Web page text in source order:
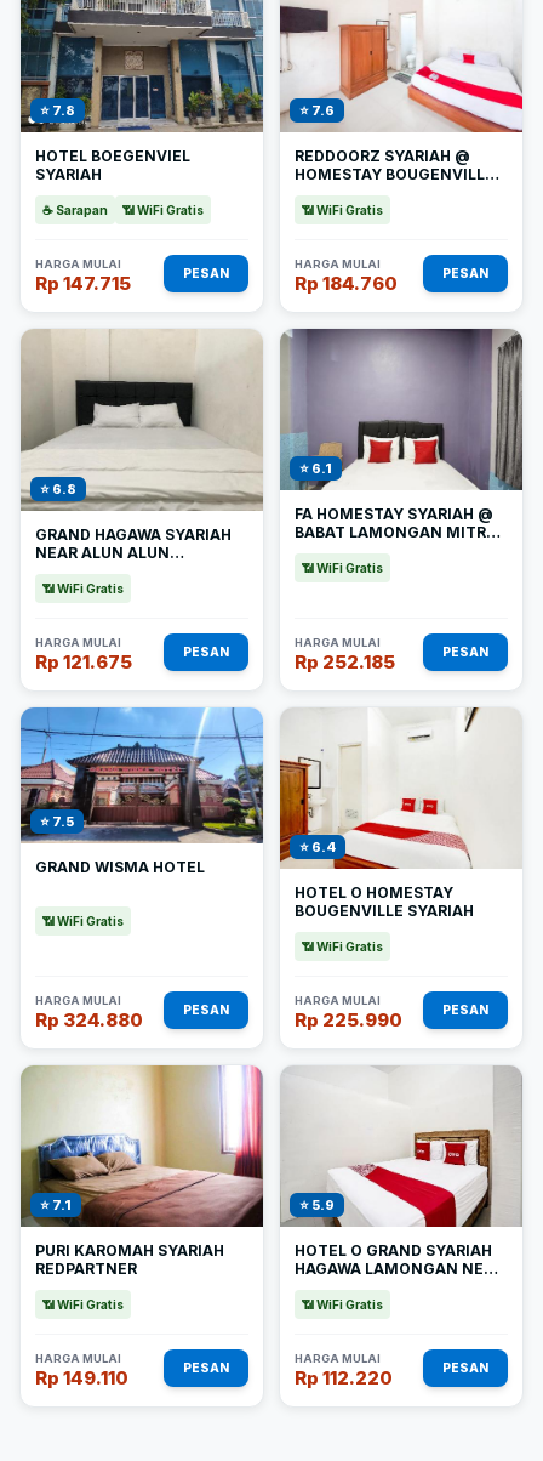
⭐ 7.8
HOTEL BOEGENVIEL
SYARIAH
☕ Sarapan 📶 WiFi Gratis
HARGA MULAI
Rp 147.715 PESAN
⭐ 7.6
REDDOORZ SYARIAH @
HOMESTAY BOUGENVILLE
KOTA LAMONGAN
📶 WiFi Gratis
HARGA MULAI
Rp 184.760 PESAN
⭐ 6.8
GRAND HAGAWA SYARIAH
NEAR ALUN ALUN
📶 WiFi Gratis
HARGA MULAI
Rp 121.675 PESAN
⭐ 6.1
FA HOMESTAY SYARIAH @
BABAT LAMONGAN MITRA
📶 WiFi Gratis
HARGA MULAI
Rp 252.185 PESAN
⭐ 7.5
GRAND WISMA HOTEL
📶 WiFi Gratis
HARGA MULAI
Rp 324.880 PESAN
⭐ 6.4
HOTEL O HOMESTAY
BOUGENVILLE SYARIAH
📶 WiFi Gratis
HARGA MULAI
Rp 225.990 PESAN
⭐ 7.1
PURI KAROMAH SYARIAH
REDPARTNER
📶 WiFi Gratis
HARGA MULAI
Rp 149.110 PESAN
⭐ 5.9
HOTEL O GRAND SYARIAH
HAGAWA LAMONGAN NEAR
LAMONGAN
📶 WiFi Gratis
HARGA MULAI
Rp 112.220 PESAN